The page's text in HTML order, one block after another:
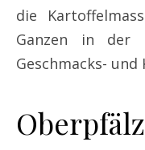
die
Ganzen in der
Geschmacks-